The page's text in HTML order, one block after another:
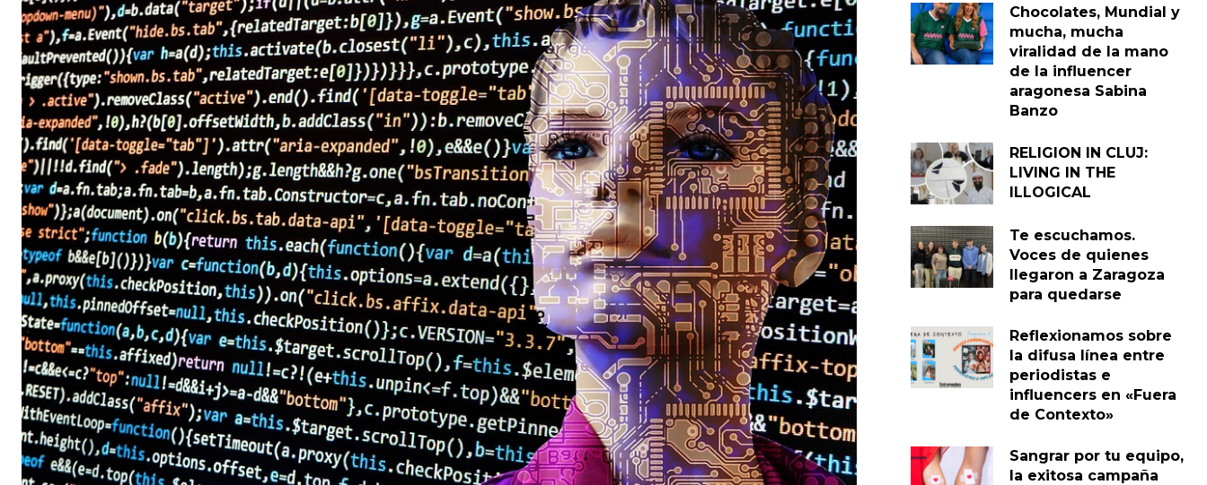
Chocolates, Mundial y
mucha, mucha
viralidad de la mano
de la influencer
aragonesa Sabina
Banzo
RELIGION IN CLUJ:
LIVING IN THE
ILLOGICAL
Te escuchamos.
Voces de quienes
llegaron a Zaragoza
para quedarse
Reflexionamos sobre
la difusa línea entre
periodistas e
influencers en «Fuera
de Contexto»
Sangrar por tu equipo,
la exitosa campaña